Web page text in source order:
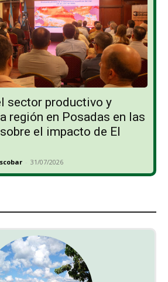
sector productivo y
región en Posadas en las
el impacto de El
- 31/07/2026